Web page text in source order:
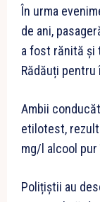
În urma
de ani,
a fost rănită și
Rădăuți
Ambii
etilotest,
mg/l alcool
Polițiștii au